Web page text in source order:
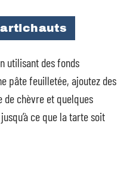
utilisant des fonds
pâte feuilletée, ajoutez des
de chèvre et quelques
ce que la tarte soit